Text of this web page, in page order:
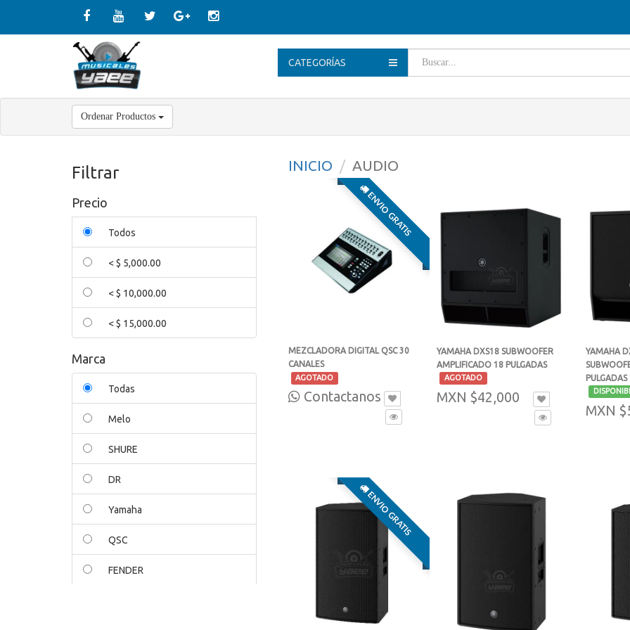
CATEGORÍAS
Ordenar Productos
Filtrar
Precio
Todos
< $ 5,000.00
< $ 10,000.00
< $ 15,000.00
Marca
Todas
Melo
SHURE
DR
Yamaha
QSC
FENDER
INICIO AUDIO
ENVIO GRATIS
MEZCLADORA DIGITAL QSC 30
CANALES
AGOTADO
Contactanos
YAMAHA DXS18 SUBWOOFER
AMPLIFICADO 18 PULGADAS
AGOTADO
MXN $42,000
YAMAHA
MXN
ENVIO GRATIS